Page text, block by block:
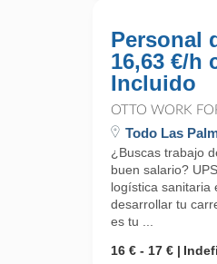
Personal
16,63 €/h
Incluido
OTTO WORK
Todo Las
¿Buscas trabajo
buen salario?
logística sanitaria
desarrollar tu
es tu ...
16 € - 17 €